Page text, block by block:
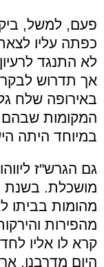
פעם, למשל,
כפתה עליו
לא התנגד
אך תדרוש
באירופה שלח
המקומות שבהם
במיוחד היתה
גם הגרש"ז
מושכלת. בשנת
מהומות בביתו
מהפירות
קרא לו אליו
היום מדרבנן,